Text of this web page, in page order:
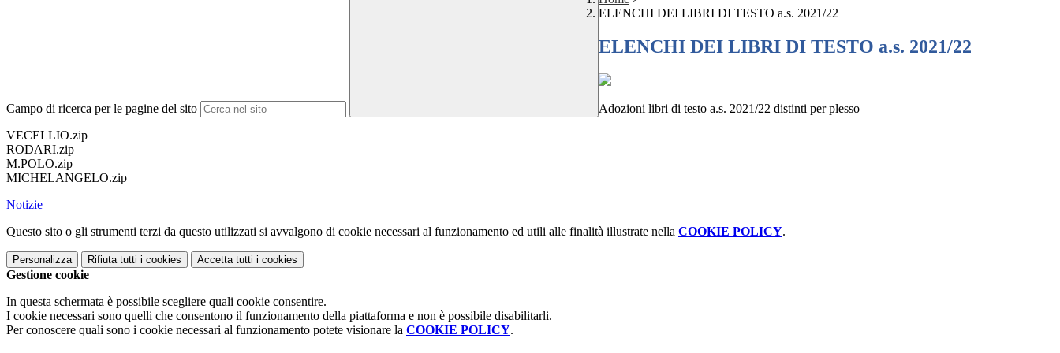
Campo di ricerca per le pagine del sito
ELENCHI DEI LIBRI DI TESTO a.s. 2021/22
ELENCHI DEI LIBRI DI TESTO a.s. 2021/22
Adozioni libri di testo a.s. 2021/22 distinti per plesso
VECELLIO.zip
RODARI.zip
M.POLO.zip
MICHELANGELO.zip
Notizie
Questo sito o gli strumenti terzi da questo utilizzati si avvalgono di cookie necessari al funzionamento ed utili alle finalità illustrate nella COOKIE POLICY.
Personalizza Rifiuta tutti i cookies Accetta tutti i cookies
Gestione cookie
In questa schermata è possibile scegliere quali cookie consentire.
I cookie necessari sono quelli che consentono il funzionamento della piattaforma e non è possibile disabilitarli.
Per conoscere quali sono i cookie necessari al funzionamento potete visionare la COOKIE POLICY.